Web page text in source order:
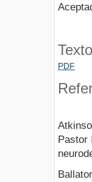
PDF
Pastor